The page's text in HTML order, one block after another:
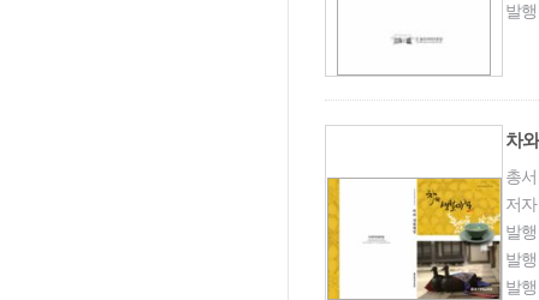
발
차
총
저자
발
발
발